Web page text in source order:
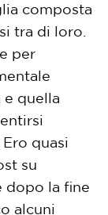
composta
tra di loro.
per
e quella
quasi
su
dopo la fine
alcuni